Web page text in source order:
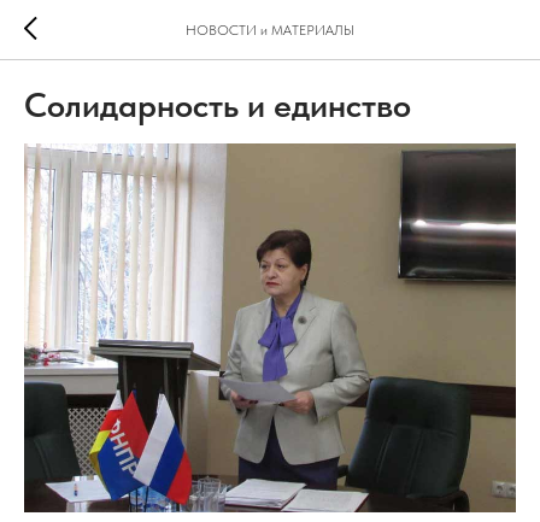
НОВОСТИ и МАТЕРИАЛЫ
Солидарность и единство